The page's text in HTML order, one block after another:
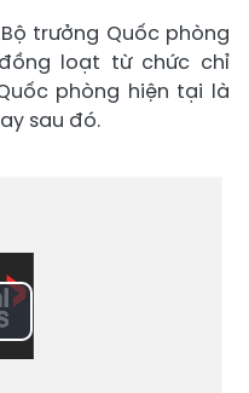
trưởng Quốc phòng
loạt từ chức chỉ
phòng hiện tại là
sau đó.